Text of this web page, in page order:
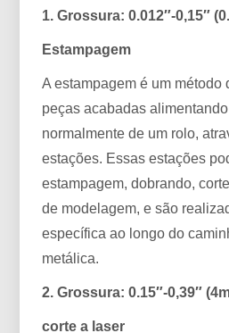
1. Grossura: 0.012″-0,15″
Estampagem
A estampagem é um método
peças acabadas
normalmente de um rolo,
estações. Essas estações
estampagem, dobrando,
de modelagem, e são
específica ao longo do
metálica.
2. Grossura: 0.15″-0,39″
corte a laser